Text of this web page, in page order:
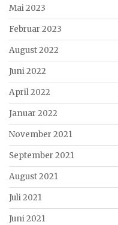
Mai 2023
Februar 2023
August 2022
Juni 2022
April 2022
Januar 2022
November 2021
September 2021
August 2021
Juli 2021
Juni 2021